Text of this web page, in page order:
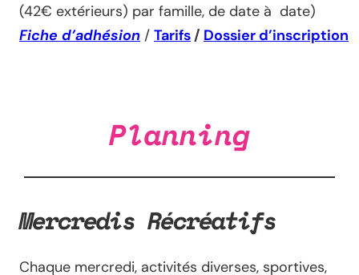
(42€ extérieurs) par famille, de date à date)
Fiche d’adhésion / Tarifs / Dossier d’inscription
Planning
Mercredis Récréatifs
Chaque mercredi, activités diverses, sportives,